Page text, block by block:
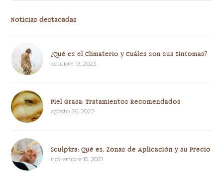
Noticias destacadas
¿Qué es el Climaterio y Cuáles son sus Síntomas?
octubre 19, 2023
Piel Grasa: Tratamientos Recomendados
agosto 26, 2022
Sculptra: Qué es, Zonas de Aplicación y su Precio
noviembre 15, 2021